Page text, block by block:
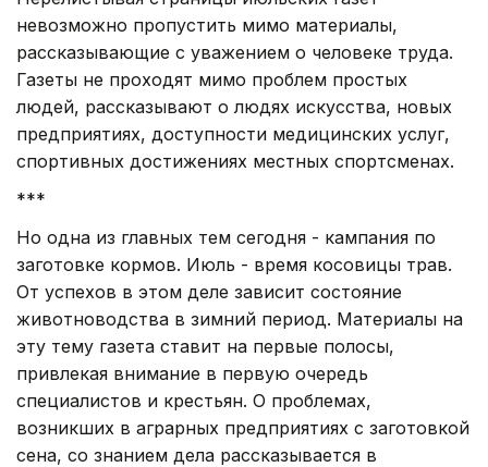
невозможно пропустить мимо материалы,
рассказывающие с уважением о человеке труда.
Газеты не проходят мимо проблем простых
людей, рассказывают о людях искусства, новых
предприятиях, доступности медицинских услуг,
спортивных достижениях местных спортсменах.
***
Но одна из главных тем сегодня - кампания по
заготовке кормов. Июль - время косовицы трав.
От успехов в этом деле зависит состояние
животноводства в зимний период. Материалы на
эту тему газета ставит на первые полосы,
привлекая внимание в первую очередь
специалистов и крестьян. О проблемах,
возникших в аграрных предприятиях с заготовкой
сена, со знанием дела рассказывается в